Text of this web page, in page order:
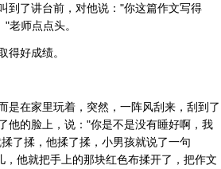
到了讲台前，对他说："你这篇作文写得
老师点点头。
得好成绩。
是在家里玩着，突然，一阵风刮来，刮到了
他的脸上，说："你是不是没有睡好啊，我
了揉，他揉了揉，小男孩就说了一句
他就把手上的那块红色布揉开了，把作文